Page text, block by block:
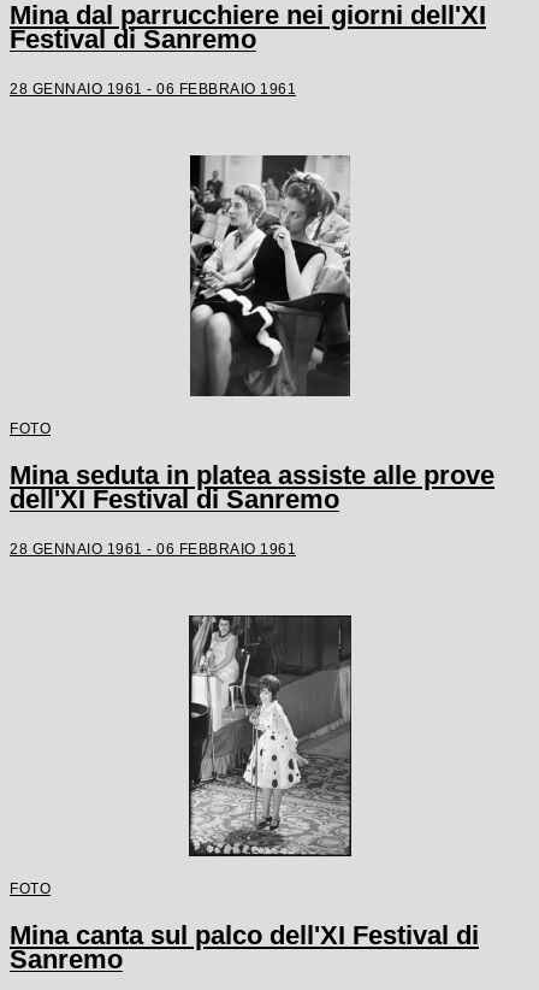
Mina dal parrucchiere nei giorni dell'XI
Festival di Sanremo
28 GENNAIO 1961 - 06 FEBBRAIO 1961
FOTO
Mina seduta in platea assiste alle prove
dell'XI Festival di Sanremo
28 GENNAIO 1961 - 06 FEBBRAIO 1961
FOTO
Mina canta sul palco dell'XI Festival di
Sanremo